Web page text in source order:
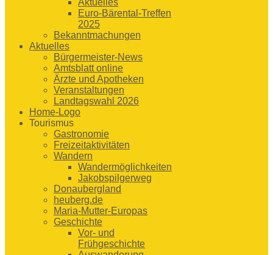
Aktuelles
Euro-Bärental-Treffen
2025
Bekanntmachungen
Aktuelles
Bürgermeister-News
Amtsblatt online
Ärzte und Apotheken
Veranstaltungen
Landtagswahl 2026
Home-Logo
Tourismus
Gastronomie
Freizeitaktivitäten
Wandern
Wandermöglichkeiten
Jakobspilgerweg
Donaubergland
heuberg.de
Maria-Mutter-Europas
Geschichte
Vor- und
Frühgeschichte